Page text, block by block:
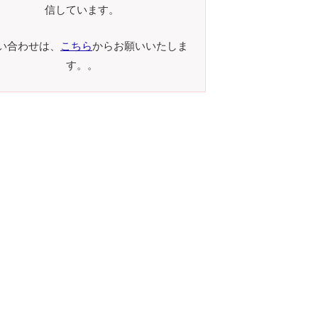
信しています。
合わせは、 こちらからお願いいたしま
す。。